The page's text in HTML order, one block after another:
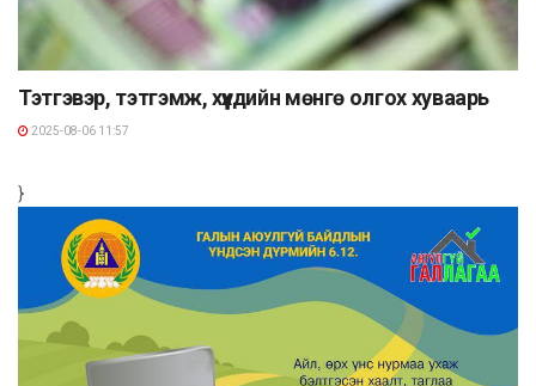
Тэтгэвэр, тэтгэмж, хүүхдийн мөнгө олгох хуваарь
2025-08-06 11:57
}